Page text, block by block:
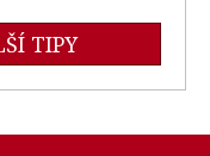
TIPY